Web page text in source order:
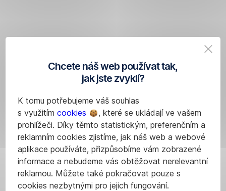
Chcete náš web používat tak,
jak jste zvyklí?
K tomu potřebujeme váš souhlas
s využitím cookies
, které se ukládají ve vašem
prohlížeči. Díky těmto statistickým, preferenčním a
reklamním cookies zjistíme, jak náš web a webové
aplikace používáte, přizpůsobíme vám zobrazené
informace a nebudeme vás obtěžovat nerelevantní
reklamou. Můžete také pokračovat pouze s
cookies nezbytnými pro jejich fungování.